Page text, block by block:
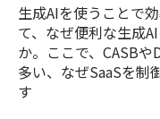
生成AIを使うことで
て、なぜ便利な生成
か。ここで、CASB
多い、なぜSaaSを制
す